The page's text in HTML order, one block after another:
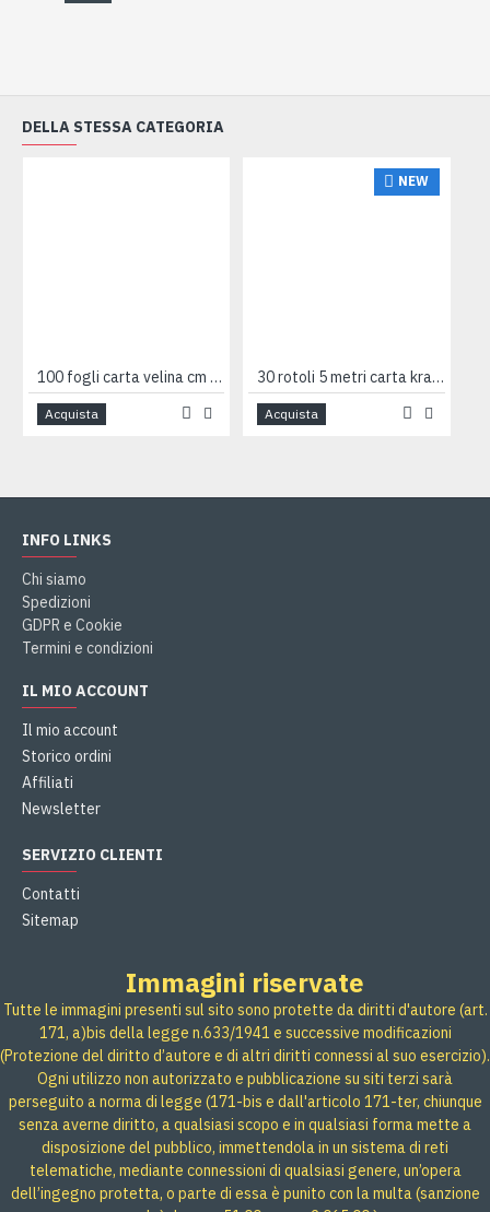
DELLA STESSA CATEGORIA
100 fogli carta velina cm 100x140 - 21gr
Acquista
NEW
30 rotoli 5 metri carta kraft millerighe avana 80 g/m²
Acquista
INFO LINKS
Chi siamo
Spedizioni
GDPR e Cookie
Termini e condizioni
IL MIO ACCOUNT
Il mio account
Storico ordini
Affiliati
Newsletter
SERVIZIO CLIENTI
Contatti
Sitemap
Immagini riservate
Tutte le immagini presenti sul sito sono protette da diritti d'autore (art.
171, a)bis della legge n.633/1941 e successive modificazioni
(Protezione del diritto d’autore e di altri diritti connessi al suo esercizio).
Ogni utilizzo non autorizzato e pubblicazione su siti terzi sarà
perseguito a norma di legge (171-bis e dall'articolo 171-ter, chiunque
senza averne diritto, a qualsiasi scopo e in qualsiasi forma mette a
disposizione del pubblico, immettendola in un sistema di reti
telematiche, mediante connessioni di qualsiasi genere, un’opera
dell’ingegno protetta, o parte di essa è punito con la multa (sanzione